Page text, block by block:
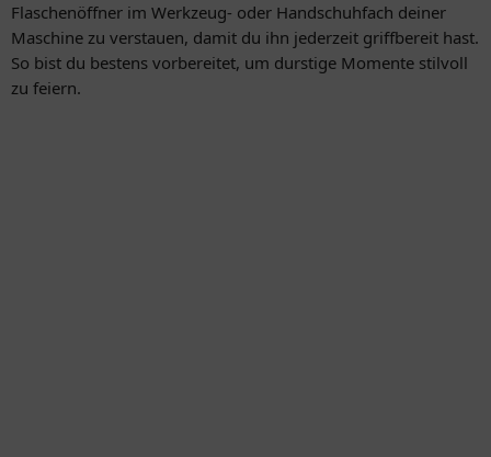
Flaschenöffner im Werkzeug- oder Handschuhfach deiner
Maschine zu verstauen, damit du ihn jederzeit griffbereit hast.
So bist du bestens vorbereitet, um durstige Momente stilvoll
zu feiern.